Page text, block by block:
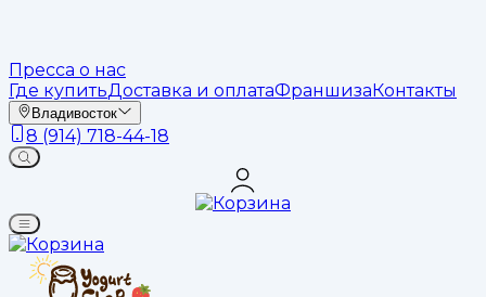
Пресса о нас
Где купитьДоставка и оплатаФраншизаКонтакты
Владивосток
8 (914) 718-44-18